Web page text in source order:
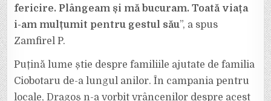
fericire. Plângeam și mă bucuram. Toată viața
i-am mulțumit pentru gestul său”, a spus
Zamfirel P.
Puțină lume știe despre familiile ajutate de familia
Ciobotaru de-a lungul anilor. În campania pentru
locale, Dragoș n-a vorbit vrâncenilor despre acest